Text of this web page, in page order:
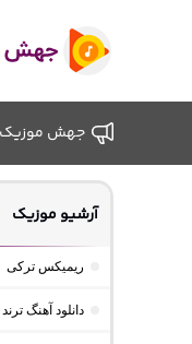
جهش موزیک
آرشیو موزیک
ریمیکس ترکی
دانلود آهنگ